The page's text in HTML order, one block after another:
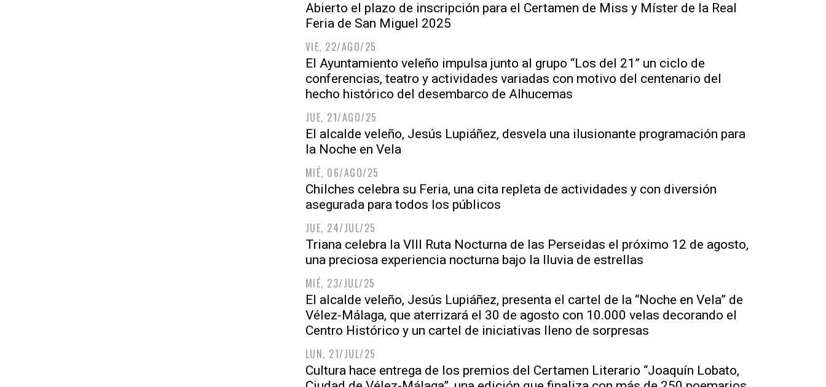
Abierto el plazo de inscripción para el Certamen de Miss y Míster de la Real
Feria de San Miguel 2025
VIE, 22/AGO/25
El Ayuntamiento veleño impulsa junto al grupo “Los del 21” un ciclo de
conferencias, teatro y actividades variadas con motivo del centenario del
hecho histórico del desembarco de Alhucemas
JUE, 21/AGO/25
El alcalde veleño, Jesús Lupiáñez, desvela una ilusionante programación para
la Noche en Vela
MIÉ, 06/AGO/25
Chilches celebra su Feria, una cita repleta de actividades y con diversión
asegurada para todos los públicos
JUE, 24/JUL/25
Triana celebra la VIII Ruta Nocturna de las Perseidas el próximo 12 de agosto,
una preciosa experiencia nocturna bajo la lluvia de estrellas
MIÉ, 23/JUL/25
El alcalde veleño, Jesús Lupiáñez, presenta el cartel de la “Noche en Vela” de
Vélez-Málaga, que aterrizará el 30 de agosto con 10.000 velas decorando el
Centro Histórico y un cartel de iniciativas lleno de sorpresas
LUN, 21/JUL/25
Cultura hace entrega de los premios del Certamen Literario “Joaquín Lobato,